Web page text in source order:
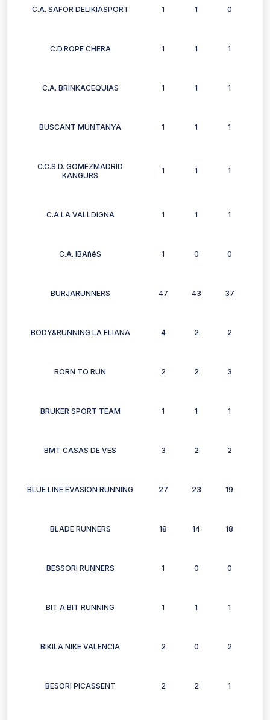
C.A. SAFOR DELIKIASPORT 1 1 0
C.D.ROPE CHERA 1 1 1
C.A. BRINKACEQUIAS 1 1 1
BUSCANT MUNTANYA 1 1 1
C.C.S.D. GOMEZMADRID
KANGURS
1 1 1
C.A.LA VALLDIGNA 1 1 1
C.A. IBAñéS 1 0 0
BURJARUNNERS 47 43 37
BODY&RUNNING LA ELIANA 4 2 2
BORN TO RUN 2 2 3
BRUKER SPORT TEAM 1 1 1
BMT CASAS DE VES 3 2 2
BLUE LINE EVASION RUNNING 27 23 19
BLADE RUNNERS 18 14 18
BESSORI RUNNERS 1 0 0
BIT A BIT RUNNING 1 1 1
BIKILA NIKE VALENCIA 2 0 2
BESORI PICASSENT 2 2 1